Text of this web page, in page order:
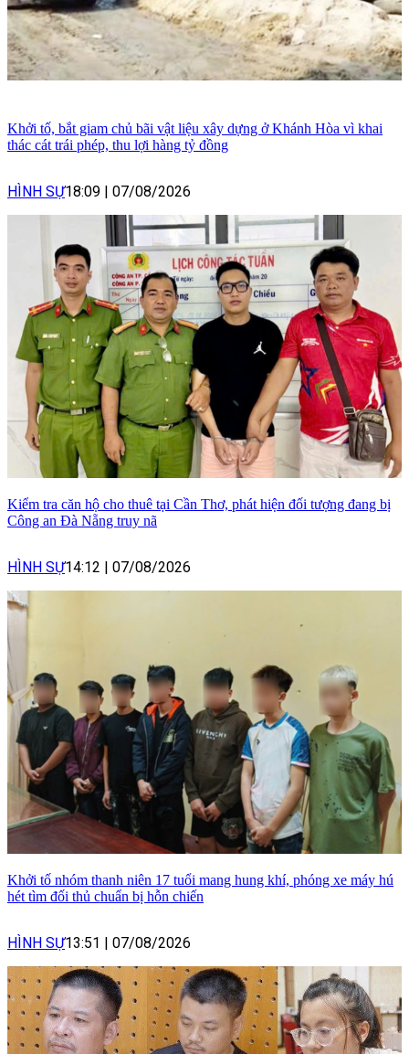
Khởi tố, bắt giam chủ bãi vật liệu xây dựng ở Khánh Hòa vì khai
thác cát trái phép, thu lợi hàng tỷ đồng
HÌNH SỰ18:09 | 07/08/2026
Kiểm tra căn hộ cho thuê tại Cần Thơ, phát hiện đối tượng đang bị
Công an Đà Nẵng truy nã
HÌNH SỰ14:12 | 07/08/2026
Khởi tố nhóm thanh niên 17 tuổi mang hung khí, phóng xe máy hú
hét tìm đối thủ chuẩn bị hỗn chiến
HÌNH SỰ13:51 | 07/08/2026